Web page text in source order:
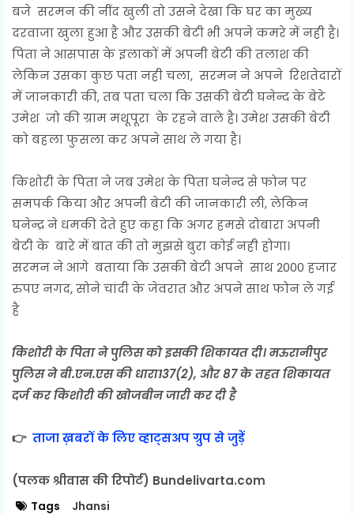
बजे सरमन की नींद खुली तो उसने देखा कि घर का मुख्य
दरवाजा खुला हुआ है और उसकी बेटी भी अपने कमरे में नही है।
पिता ने आसपास के इलाकों में अपनी बेटी की तलाश की
लेकिन उसका कुछ पता नही चला, सरमन ने अपने रिशतेदारों
में जानकारी की, तब पता चला कि उसकी बेटी घनेन्द के बेटे
उमेश जो की ग्राम मथूपूरा के रहने वाले है। उमेश उसकी बेटी
को बहला फुसला कर अपने साथ ले गया है।
किशोरी के पिता ने जब उमेश के पिता घनेन्द से फोन पर
समपर्क किया और अपनी बेटी की जानकारी ली, लेकिन
घनेन्द्र ने धमकी देते हुए कहा कि अगर हमसे दोबारा अपनी
बेटी के बारे में बात की तो मुझसे बुरा कोई नही होगा।
सरमन ने आगे बताया कि उसकी बेटी अपने साथ 2000 हजार
रुपए नगद, सोने चांदी के जेवरात और अपने साथ फोन ले गई
है
किशोरी के पिता ने पुलिस को इसकी शिकायत दी। मऊरानीपुर
पुलिस ने बी.एन.एस की धारा137(2), और 87 के तहत शिकायत
दर्ज कर किशोरी की खोजबीन जारी कर दी है
👉 ताजा ख़बरों के लिए व्हाट्सअप ग्रुप से जुड़ें
(पलक श्रीवास की रिपोर्ट) Bundelivarta.com
Tags Jhansi